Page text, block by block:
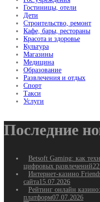
Гостиницы, отели
Дети
Строительство, ремонт
Кафе, бары, рестораны
Красота и здоровье
Культура
Магазины
Медицина
Образование
Развлечения и отдых
Спорт
Такси
Услуги
Последние
Betsoft Gaming: как
цифровых развлечений
Интернет-казино
сайта15.07.2026
Рейтинг онлайн
платформ07.07.2026